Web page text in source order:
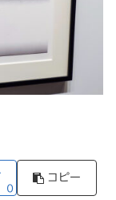
0
コピー